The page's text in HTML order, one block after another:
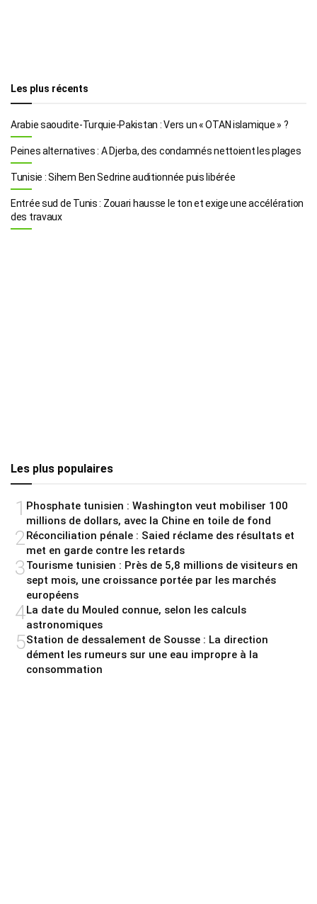
Les plus récents
Arabie saoudite-Turquie-Pakistan : Vers un « OTAN islamique » ?
Peines alternatives : A Djerba, des condamnés nettoient les plages
Tunisie : Sihem Ben Sedrine auditionnée puis libérée
Entrée sud de Tunis : Zouari hausse le ton et exige une accélération
des travaux
Les plus populaires
1 Phosphate tunisien : Washington veut mobiliser 100
millions de dollars, avec la Chine en toile de fond
2 Réconciliation pénale : Saied réclame des résultats et
met en garde contre les retards
3Tourisme tunisien : Près de 5,8 millions de visiteurs en
sept mois, une croissance portée par les marchés
européens
4La date du Mouled connue, selon les calculs
astronomiques
5Station de dessalement de Sousse : La direction
dément les rumeurs sur une eau impropre à la
consommation